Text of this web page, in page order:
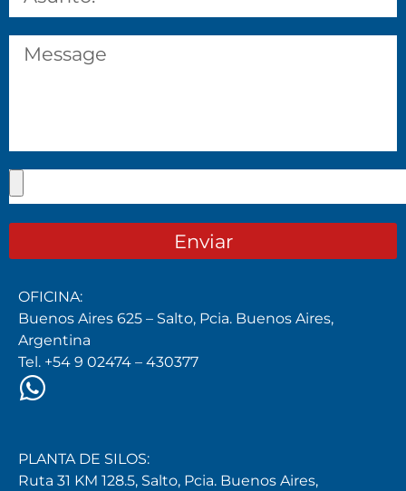
Enviar
OFICINA:
Buenos Aires 625 – Salto, Pcia. Buenos Aires,
Argentina
Tel. +54 9 02474 – 430377
PLANTA DE SILOS:
Ruta 31 KM 128.5, Salto, Pcia. Buenos Aires,